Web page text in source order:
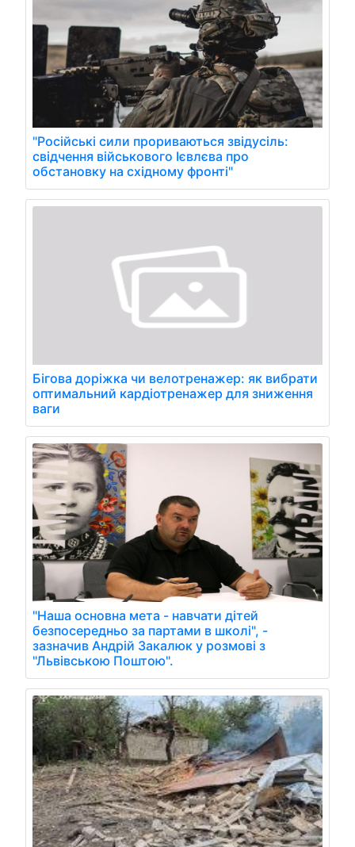
"Російські сили прориваються звідусіль:
свідчення військового Ієвлєва про
обстановку на східному фронті"
Бігова доріжка чи велотренажер: як вибрати
оптимальний кардіотренажер для зниження
ваги
"Наша основна мета - навчати дітей
безпосередньо за партами в школі", -
зазначив Андрій Закалюк у розмові з
"Львівською Поштою".